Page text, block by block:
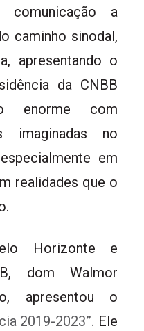
a
caminho sinodal,
apresentando o
da CNBB
enorme com
imaginadas no
em
realidades que o
Horizonte e
dom Walmor
apresentou o
2019-2023”. Ele